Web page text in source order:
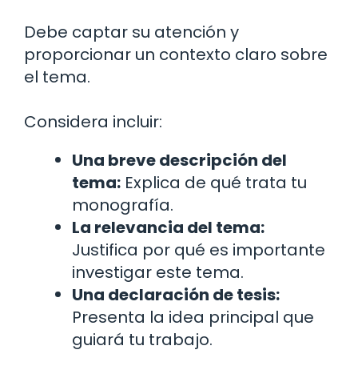
Debe captar su atención y
proporcionar un contexto claro sobre
el tema.
Considera incluir:
Una breve descripción del
tema: Explica de qué trata tu
monografía.
La relevancia del tema:
Justifica por qué es importante
investigar este tema.
Una declaración de tesis:
Presenta la idea principal que
guiará tu trabajo.